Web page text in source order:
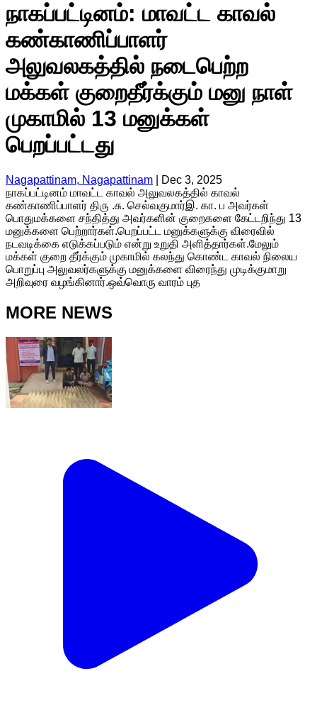
நாகப்பட்டினம்: மாவட்ட காவல்
கண்காணிப்பாளர்
அலுவலகத்தில் நடைபெற்ற
மக்கள் குறைதீர்க்கும் மனு நாள்
முகாமில் 13 மனுக்கள்
பெறப்பட்டது
Nagapattinam, Nagapattinam
Dec 3, 2025
நாகப்பட்டினம் மாவட்ட காவல் அலுவலகத்தில் காவல்
கண்காணிப்பாளர் திரு .சு. செல்வகுமார்இ. கா. ப அவர்கள்
பொதுமக்களை சந்தித்து அவர்களின் குறைகளை கேட்டறிந்து 13
மனுக்களை பெற்றார்கள்.பெறப்பட்ட மனுக்களுக்கு விரைவில்
நடவடிக்கை எடுக்கப்படும் என்று உறுதி அளித்தார்கள்.மேலும்
மக்கள் குறை தீர்க்கும் முகாமில் கலந்து கொண்ட காவல் நிலைய
பொறுப்பு அலுவலர்களுக்கு மனுக்களை விரைந்து முடிக்குமாறு
அறிவுரை வழங்கினார்.ஒவ்வொரு வாரம் புத
MORE NEWS